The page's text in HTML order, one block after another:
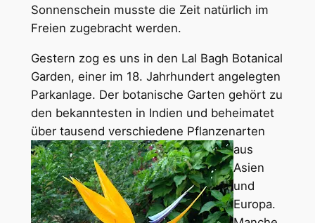
Sonnenschein musste die Zeit natürlich im
Freien zugebracht werden.
Gestern zog es uns in den Lal Bagh Botanical
Garden, einer im 18. Jahrhundert angelegten
Parkanlage. Der botanische Garten gehört zu
den bekanntesten in Indien und beheimatet
über tausend verschiedene Pflanzenarten
aus
Asien
und
Europa.